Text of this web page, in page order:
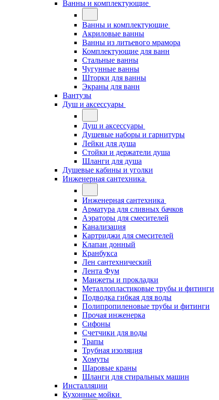
Ванны и комплектующие
Ванны и комплектующие
Акриловые ванны
Ванны из литьевого мрамора
Комплектующие для ванн
Стальные ванны
Чугунные ванны
Шторки для ванны
Экраны для ванн
Вантузы
Душ и аксессуары
Душ и аксессуары
Душевые наборы и гарнитуры
Лейки для душа
Стойки и держатели душа
Шланги для душа
Душевые кабины и уголки
Инженерная сантехника
Инженерная сантехника
Арматура для сливных бачков
Аэраторы для смесителей
Канализация
Картриджи для смесителей
Клапан донный
Кранбукса
Лен сантехнический
Лента Фум
Манжеты и прокладки
Металлопластиковые трубы и фитинги
Подводка гибкая для воды
Полипропиленовые трубы и фитинги
Прочая инженерка
Сифоны
Счетчики для воды
Трапы
Трубная изоляция
Хомуты
Шаровые краны
Шланги для стиральных машин
Инсталляции
Кухонные мойки